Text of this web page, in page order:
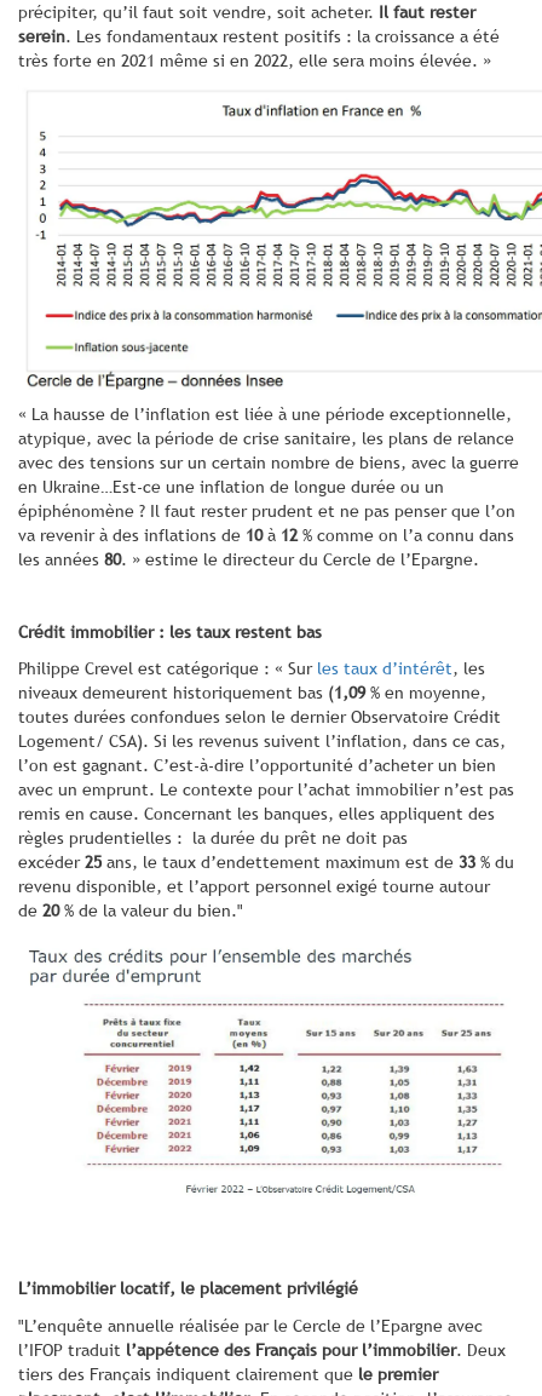
précipiter, qu’il faut soit vendre, soit acheter. Il faut rester
serein. Les fondamentaux restent positifs : la croissance a été
très forte en 2021 même si en 2022, elle sera moins élevée. »
« La hausse de l’inflation est liée à une période exceptionnelle,
atypique, avec la période de crise sanitaire, les plans de relance
avec des tensions sur un certain nombre de biens, avec la guerre
en Ukraine…Est-ce une inflation de longue durée ou un
épiphénomène ? Il faut rester prudent et ne pas penser que l’on
va revenir à des inflations de 10à 12 % comme on l’a connu dans
les années 80. » estime le directeur du Cercle de l’Epargne.
Crédit immobilier : les taux restent bas
Philippe Crevel est catégorique : « Sur les taux d’intérêt, les
niveaux demeurent historiquement bas (1,09% en moyenne,
toutes durées confondues selon le dernier Observatoire Crédit
Logement/ CSA). Si les revenus suivent l’inflation, dans ce cas,
l’on est gagnant. C’est-à-dire l’opportunité d’acheter un bien
avec un emprunt. Le contexte pour l’achat immobilier n’est pas
remis en cause. Concernant les banques, elles appliquent des
règles prudentielles : la durée du prêt ne doit pas
excéder25 ans, le taux d’endettement maximum est de 33 % du
revenu disponible, et l’apport personnel exigé tourne autour
de 20% de la valeur du bien."
L’immobilier locatif, le placement privilégié
"L’enquête annuelle réalisée par le Cercle de l’Epargne avec
l’IFOP traduit l’appétence des Français pour l’immobilier. Deux
tiers des Français indiquent clairement que le premier